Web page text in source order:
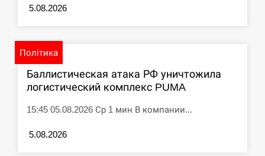
5.08.2026
Політика
Баллистическая атака РФ уничтожила
логистический комплекс PUMA
15:45 05.08.2026 Ср 1 мин В компании...
5.08.2026